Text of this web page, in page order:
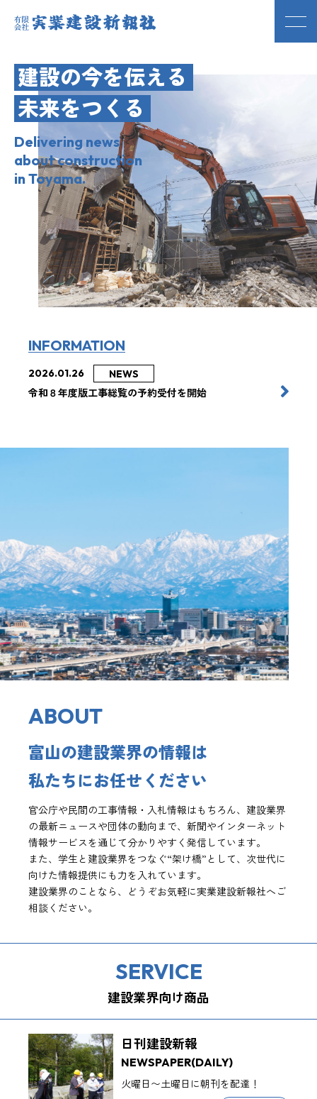
建設の今を伝える
未来をつくる
Delivering news
about construction
in Toyama.
INFORMATION
2026.01.26 NEWS
令和８年度版工事総覧の予約受付を開始 コーポ
ABOUT
富山の建設業界の情報は
私たちにお任せください
官公庁や民間の工事情報・入札情報はもちろん、建設業界
の最新ニュースや団体の動向まで、新聞やインターネット
情報サービスを通じて分かりやすく発信しています。
また、学生と建設業界をつなぐ“架け橋”として、次世代に
向けた情報提供にも力を入れています。
建設業界のことなら、どうぞお気軽に実業建設新報社へご
相談ください。
SERVICE
建設業界向け商品
日刊建設新報
NEWSPAPER(DAILY)
火曜日〜土曜日に朝刊を配達！